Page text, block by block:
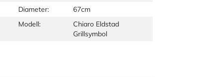
Diameter:
67cm
Modell:
Chiaro Eldstad
Grillsymbol